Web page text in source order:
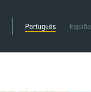
Português